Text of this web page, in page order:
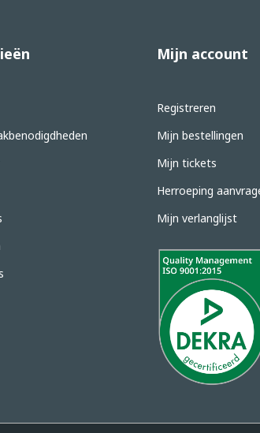
Mijn account
Registreren
Mijn bestellingen
Mijn tickets
Herroeping
Mijn verlanglijst